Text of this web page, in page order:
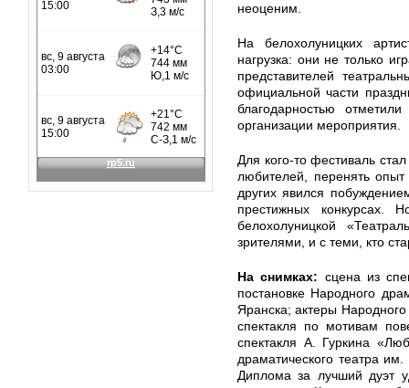
неоценим.
На белохолуницких
нагрузка: они не только
представителей
официальной части
благодарностью
организации мероприятия.
Для кого-то фестиваль
любителей, перенять
других явился
престижных
белохолуницкой
зрителями, и с теми, кто
На снимках: сцена из
постановке Народного
Яранска; актеры
спектакля по мотивам
спектакля А. Гуркина
драматического театра
Диплома за лучший дуэт